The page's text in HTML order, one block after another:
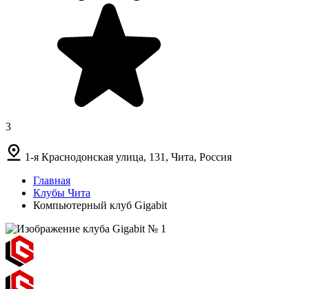
3
1-я Краснодонская улица, 131, Чита, Россия
Главная
Клубы Чита
Компьютерный клуб Gigabit